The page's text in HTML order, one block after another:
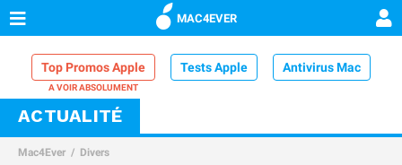
MAC4EVER
Top Promos Apple Tests Apple Antivirus Mac
VPN Mac
Comparatif iPhone
ACTUALITÉ
Mac4Ever Divers